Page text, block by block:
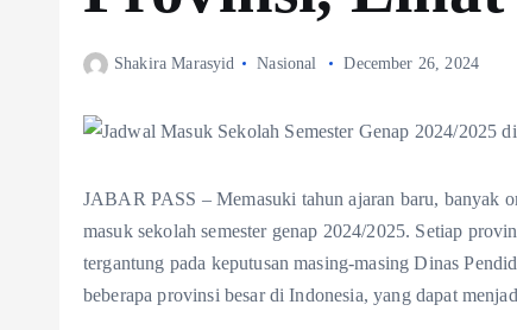
Shakira Marasyid Nasional December 26, 2024
JABAR PASS – Memasuki tahun ajaran baru, banyak
masuk sekolah semester genap 2024/2025. Setiap
tergantung pada keputusan masing-masing Dinas
beberapa provinsi besar di Indonesia, yang dapat